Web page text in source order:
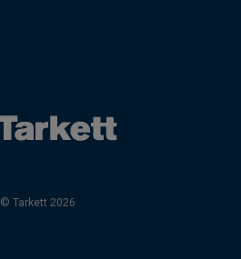
© Tarkett 2026